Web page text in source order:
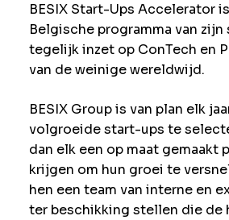
BESIX Start-Ups Accelerator
Belgische programma van
tegelijk inzet op ConTech en
van de weinige wereldwijd.
BESIX Group is van plan elk
volgroeide start-ups te
dan elk een op maat gemaakt
krijgen om hun groei te
hen een team van interne en
ter beschikking stellen die de